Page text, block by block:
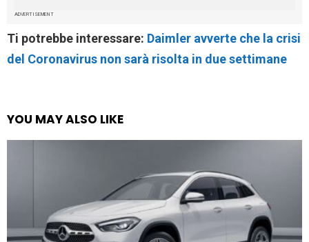
ADVERTISEMENT
Ti potrebbe interessare: Daimler avverte che la crisi
del Coronavirus non sarà risolta in due settimane
YOU MAY ALSO LIKE